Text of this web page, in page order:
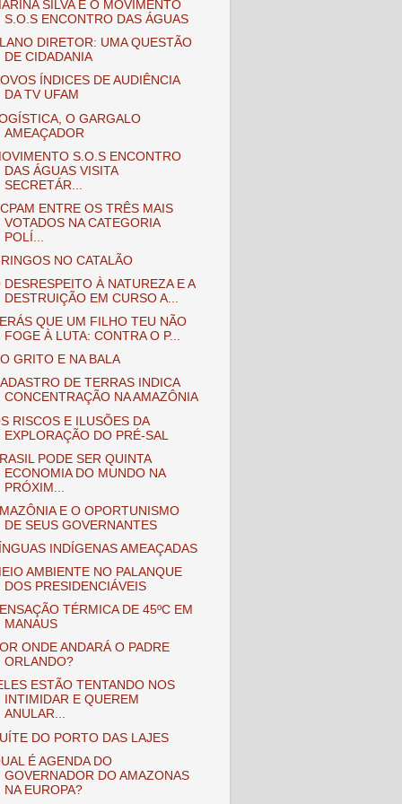
SILVA E O MOVIMENTO
S.O.S ENCONTRO DAS ÁGUAS
DIRETOR: UMA QUESTÃO
DE CIDADANIA
ÍNDICES DE AUDIÊNCIA
DA TV UFAM
O GARGALO
AMEAÇADOR
S.O.S ENCONTRO
DAS ÁGUAS VISITA
SECRETÁR...
ENTRE OS TRÊS MAIS
VOTADOS NA CATEGORIA
POLÍ...
NO CATALÃO
DESRESPEITO À NATUREZA E A
DESTRUIÇÃO EM CURSO A...
QUE UM FILHO TEU NÃO
FOGE À LUTA: CONTRA O P...
GRITO E NA BALA
DE TERRAS INDICA
CONCENTRAÇÃO NA AMAZÔNIA
RISCOS E ILUSÕES DA
EXPLORAÇÃO DO PRÉ-SAL
PODE SER QUINTA
ECONOMIA DO MUNDO NA
PRÓXIM...
E O OPORTUNISMO
DE SEUS GOVERNANTES
INDÍGENAS AMEAÇADAS
AMBIENTE NO PALANQUE
DOS PRESIDENCIÁVEIS
TÉRMICA DE 45ºC EM
MANAUS
ONDE ANDARÁ O PADRE
ORLANDO?
ESTÃO TENTANDO NOS
INTIMIDAR E QUEREM
ANULAR...
DO PORTO DAS LAJES
É AGENDA DO
GOVERNADOR DO AMAZONAS
NA EUROPA?